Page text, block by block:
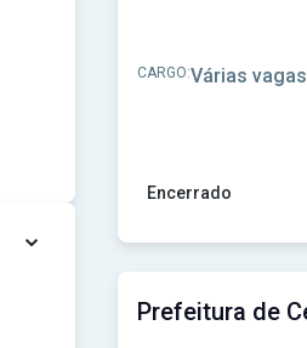
⌄
Encerrado
CARGO:Várias vagas